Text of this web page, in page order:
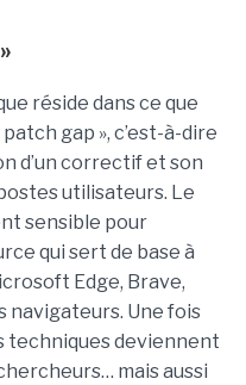
réside dans ce que
gap », c’est-à-dire
d’un correctif et son
utilisateurs. Le
sensible pour
qui sert de base à
Edge, Brave,
navigateurs. Une fois
techniques deviennent
mais aussi